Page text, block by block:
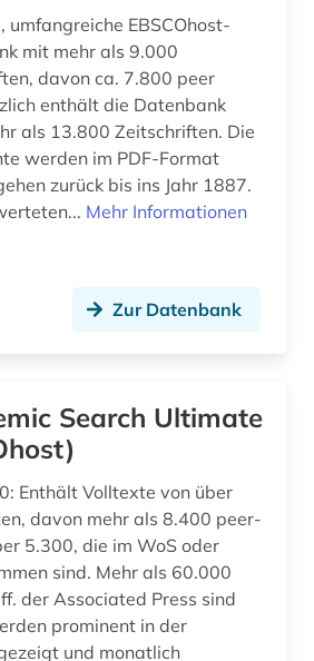
darstellende kunst (2)
datensammlung (1)
deutsches sprachgebiet (3)
deutsches volksliedarchiv (1)
(8)
deutschsprachig (1)
EBSCOhost-
mit mehr als 9.000
davon ca. 7.800 peer
enthält die Datenbank
als 13.800 Zeitschriften. Die
werden im PDF-Format
zurück bis ins Jahr 1887.
Mehr Informationen
Zur Datenbank
Search Ultimate
Enthält Volltexte von über
davon mehr als 8.400 peer-
5.300, die im WoS oder
sind. Mehr als 60.000
der Associated Press sind
prominent in der
und monatlich